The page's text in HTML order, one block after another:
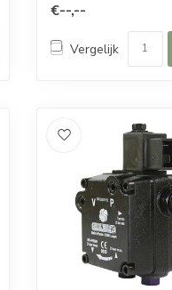
€--,--
Vergelijk